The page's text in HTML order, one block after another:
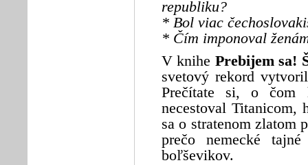
republiku?
* Bol viac
* Čím imponoval
V knihe Prebijem sa!
svetový rekord
Prečítate si, o čom
necestoval Titanicom,
sa o stratenom zlatom
prečo nemecké
boľševikov.